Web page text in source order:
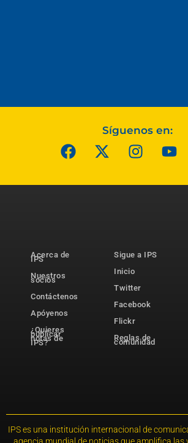
Síguenos en:
Acerca de
IPS
Nuestros
socios
Contáctenos
Apóyenos
¿Quieres
publicar
notas de
IPS?
Sigue a IPS
Inicio
Twitter
Facebook
Flickr
Reglas de
comunidad
IPS es una institución internacional de